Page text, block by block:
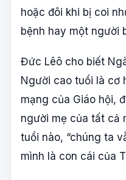
hoặc đôi khi bị coi
bệnh hay một người
Đức Lêô cho biết
Người cao tuổi là cơ
mạng của Giáo hội,
người mẹ của tất cả
tuổi nào, “chúng ta
mình là con cái của